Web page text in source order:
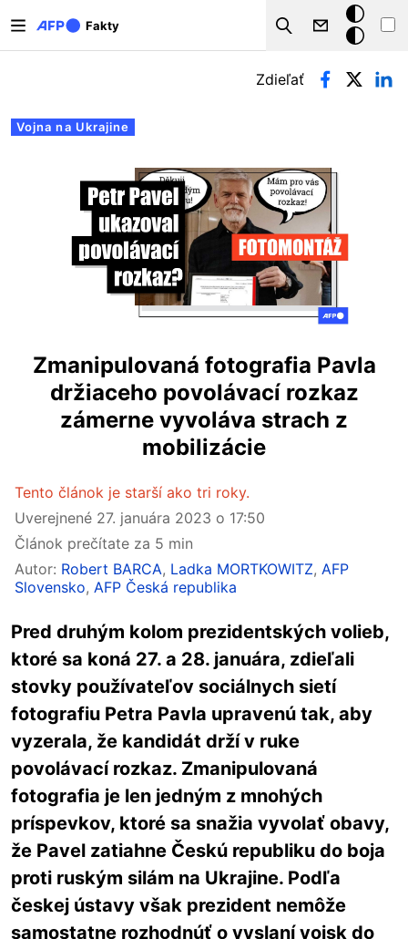
Fakty
Search
Tmavý
režim
Primárne karty
Vojna na Ukrajine
Zdieľať
Zmanipulovaná fotografia Pavla
držiaceho povolávací rozkaz
zámerne vyvoláva strach z
mobilizácie
Tento článok je starší ako tri roky.
Uverejnené 27. januára 2023 o 17:50
Článok prečítate za 5 min
Autor: Robert BARCA, Ladka MORTKOWITZ, AFP
Slovensko, AFP Česká republika
Pred druhým kolom prezidentských volieb,
ktoré sa koná 27. a 28. januára, zdieľali
stovky používateľov sociálnych sietí
fotografiu Petra Pavla upravenú tak, aby
vyzerala, že kandidát drží v ruke
povolávací rozkaz. Zmanipulovaná
fotografia je len jedným z mnohých
príspevkov, ktoré sa snažia vyvolať obavy,
že Pavel zatiahne Českú republiku do boja
proti ruským silám na Ukrajine. Podľa
českej ústavy však prezident nemôže
samostatne rozhodnúť o vyslaní vojsk do